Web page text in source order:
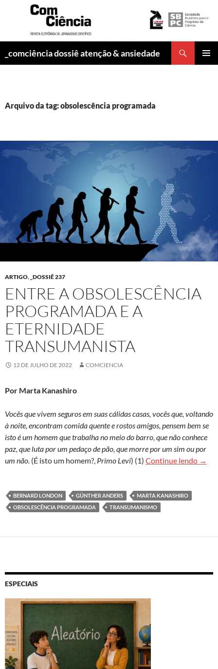
_comciência dossiê atenção & ansiedade
Arquivo da tag: obsolescência programada
ARTIGO, _DOSSIÊ 237
ENTRE A OBSOLESCÊNCIA
PROGRAMADA E A
ETERNIDADE
TRANSUMANISTA
12 DE JULHO DE 2022 COMCIENCIA
Por Marta Kanashiro
Vocês que vivem seguros em suas cálidas casas, vocês que, voltando
à noite, encontram comida quente e rostos amigos, pensem bem se
isto é um homem que trabalha no meio do barro, que não conhece
paz, que luta por um pedaço de pão, que morre por um sim ou por
um não. (É isto um homem?, Primo Levi) (1) Continue lendo →
BERNARD LONDON GÜNTHER ANDERS
MARTA KANASHIRO
OBSOLESCÊNCIA PROGRAMADA
TRANSUMANISMO
ESPECIAIS